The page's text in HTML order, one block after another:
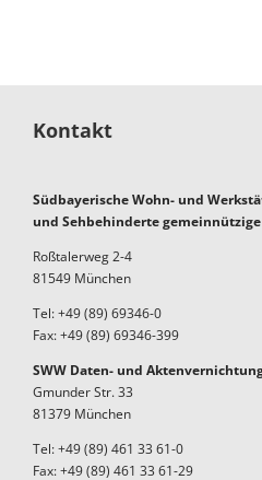
Kontakt
Südbayerische Wohn- und
und Sehbehinderte gemeinnützige
Roßtalerweg 2-4
81549 München
Tel: +49 (89) 69346-0
Fax: +49 (89) 69346-399
SWW Daten- und
Gmunder Str. 33
81379 München
Tel: +49 (89) 461 33 61-0
Fax: +49 (89) 461 33 61-29